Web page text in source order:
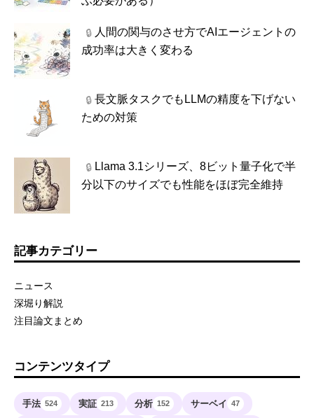
🔒人間の関与のさせ方でAIエージェントの
成功率は大きく変わる
🔒長文脈タスクでもLLMの精度を下げない
ための対策
🔒Llama 3.1シリーズ、8ビット量子化で半
分以下のサイズでも性能をほぼ完全維持
記事カテゴリー
ニュース
深堀り解説
注目論文まとめ
コンテンツタイプ
手法 524 実証 213 分析 152 サーベイ 47